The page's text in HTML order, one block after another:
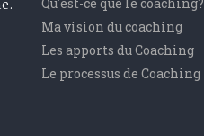
Qu'est-ce que le coaching?
Ma vision du coaching
Les apports du Coaching
Le processus de Coaching